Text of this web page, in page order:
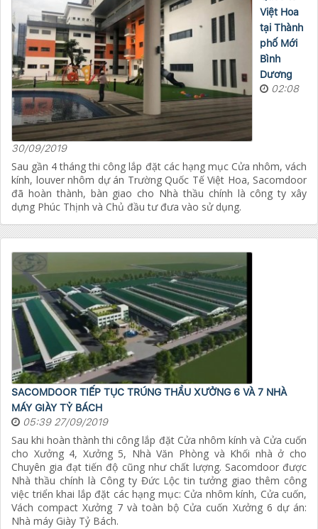
Việt Hoa
tại Thành
phố Mới
Bình
Dương
02:08
30/09/2019
Sau gần 4 tháng thi công lắp đặt các hạng mục Cửa nhôm, vách
kính, louver nhôm dự án Trường Quốc Tế Việt Hoa, Sacomdoor
đã hoàn thành, bàn giao cho Nhà thầu chính là công ty xây
dựng Phúc Thịnh và Chủ đầu tư đưa vào sử dụng.
SACOMDOOR TIẾP TỤC TRÚNG THẦU XƯỞNG 6 VÀ 7 NHÀ
MÁY GIÀY TỶ BÁCH
05:39 27/09/2019
Sau khi hoàn thành thi công lắp đặt Cửa nhôm kính và Cửa cuốn
cho Xưởng 4, Xưởng 5, Nhà Văn Phòng và Khối nhà ở cho
Chuyên gia đạt tiến độ cũng như chất lượng. Sacomdoor được
Nhà thầu chính là Công ty Đức Lộc tin tưởng giao thêm công
việc triển khai lắp đặt các hạng mục: Cửa nhôm kính, Cửa cuốn,
Vách compact Xưởng 7 và toàn bộ Cửa cuốn Xưởng 6 dự án:
Nhà máy Giày Tỷ Bách.